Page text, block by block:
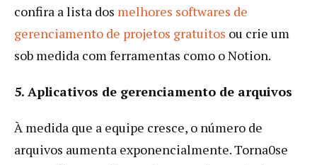
confira a lista dos melhores softwares de
gerenciamento de projetos gratuitos ou crie um
sob medida com ferramentas como o Notion.
5. Aplicativos de gerenciamento de arquivos
À medida que a equipe cresce, o número de
arquivos aumenta exponencialmente. Torna0se